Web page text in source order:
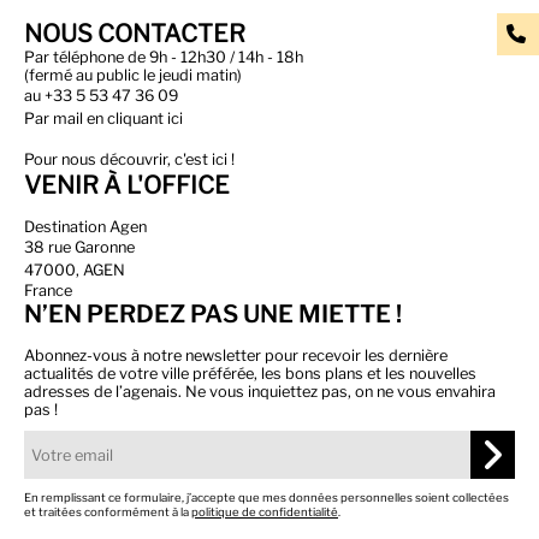
NOUS CONTACTER
Par téléphone de 9h - 12h30 / 14h - 18h
(fermé au public le jeudi matin)
au +33 5 53 47 36 09
Par mail en cliquant ici
Pour nous découvrir, c'est ici !
VENIR À L'OFFICE
Destination Agen
38 rue Garonne
47000, AGEN
France
N’EN PERDEZ PAS UNE MIETTE !
Abonnez-vous à notre newsletter pour recevoir les dernière
actualités de votre ville préférée, les bons plans et les nouvelles
adresses de l’agenais. Ne vous inquiettez pas, on ne vous envahira
pas !
En remplissant ce formulaire, j’accepte que mes données personnelles soient collectées
et traitées conformément à lapolitique de confidentialité